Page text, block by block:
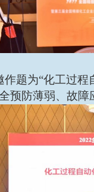
作题为“化工过程
预防薄弱、故障